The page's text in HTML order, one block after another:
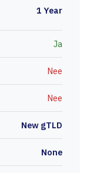
1 Year
Ja
Nee
Nee
New gTLD
None